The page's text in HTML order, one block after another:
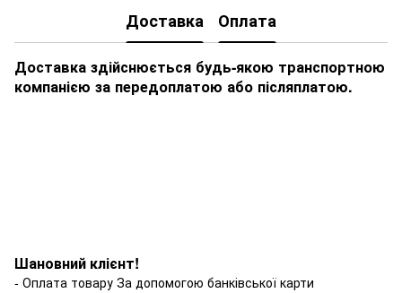
Доставка Оплата
Доставка здійснюється будь-якою транспортною
компанією за передоплатою або післяплатою.
Шановний клієнт!
- Оплата товару За допомогою банківської карти